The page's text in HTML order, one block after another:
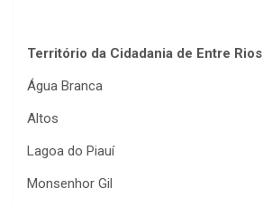
Território da Cidadania de Entre Rios
Água Branca
Altos
Lagoa do Piauí
Monsenhor Gil